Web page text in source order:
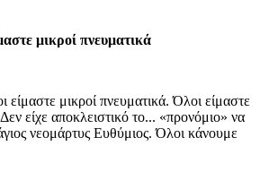
μικροί πνευματικά
μικροί πνευματικά. Όλοι είμαστε
Δεν είχε αποκλειστικό το... «προνόμιο» να
νεομάρτυς Ευθύμιος. Όλοι κάνουμε